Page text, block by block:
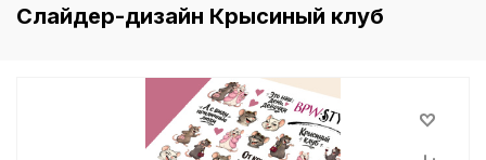
Слайдер-дизайн Крысиный клуб